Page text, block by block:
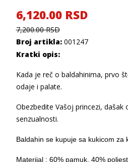
6,120.00 RSD
7,200.00 RSD
Broj artikla:001247
Kratki opis:
Kada je reč o baldahinima, prvo
odaje i palate.
Obezbedite Vašoj princezi,
senzualnosti.
Baldahin se kupuje sa kukicom za
Materijal : 60% pamuk, 40%